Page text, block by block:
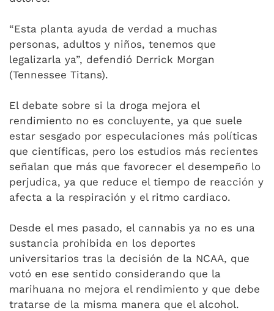
“Esta planta ayuda de verdad a muchas
personas, adultos y niños, tenemos que
legalizarla ya”, defendió Derrick Morgan
(Tennessee Titans).
El debate sobre si la droga mejora el
rendimiento no es concluyente, ya que suele
estar sesgado por especulaciones más políticas
que científicas, pero los estudios más recientes
señalan que más que favorecer el desempeño lo
perjudica, ya que reduce el tiempo de reacción y
afecta a la respiración y el ritmo cardiaco.
Desde el mes pasado, el cannabis ya no es una
sustancia prohibida en los deportes
universitarios tras la decisión de la NCAA, que
votó en ese sentido considerando que la
marihuana no mejora el rendimiento y que debe
tratarse de la misma manera que el alcohol.